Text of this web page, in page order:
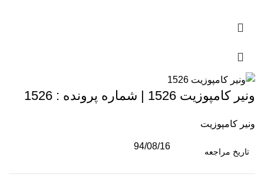
ونیر کامپوزیت 1526 | شماره پرونده : 1526
ونیر کامپوزیت
تاریخ مراجعه
94/08/16